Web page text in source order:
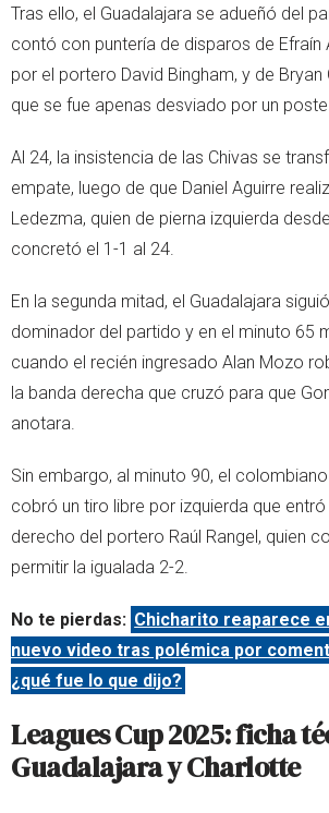
Tras ello, el Guadalajara se adueñó del
contó con puntería de disparos de Efraín
por el portero David Bingham, y de Bryan
que se fue apenas desviado por un poste.
Al 24, la insistencia de las Chivas se
empate, luego de que Daniel Aguirre
Ledezma, quien de pierna izquierda
concretó el 1-1 al 24.
En la segunda mitad, el Guadalajara
dominador del partido y en el minuto 65
cuando el recién ingresado Alan Mozo
la banda derecha que cruzó para que
anotara.
Sin embargo, al minuto 90, el
cobró un tiro libre por izquierda que
derecho del portero Raúl Rangel, quien
permitir la igualada 2-2.
No te pierdas: Chicharito reaparece
nuevo video tras polémica por
¿qué fue lo que dijo?
Leagues Cup 2025: ficha
Guadalajara y Charlotte